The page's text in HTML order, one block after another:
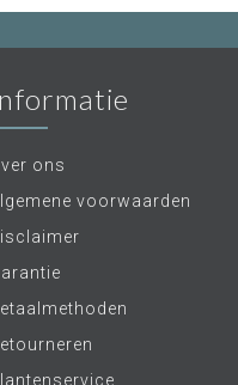
ons
voorwaarden